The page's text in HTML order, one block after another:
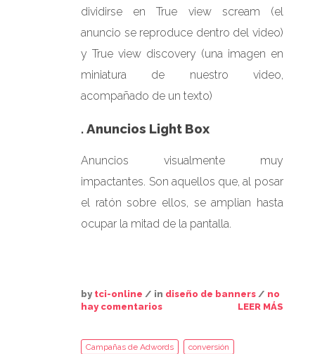
dividirse en True view scream (el
anuncio se reproduce dentro del video)
y True view discovery (una imagen en
miniatura de nuestro video,
acompañado de un texto)
.Anuncios Light Box
Anuncios visualmente muy
impactantes. Son aquellos que, al posar
el ratón sobre ellos, se amplian hasta
ocupar la mitad de la pantalla.
by tci-online / in diseño de banners / no
hay comentarios
LEER MÁS
Campañas de Adwords conversión